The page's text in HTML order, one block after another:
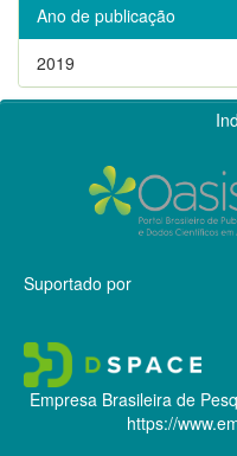
Ano de publicação
2019
Suportado por
Empresa Brasileira de
https://